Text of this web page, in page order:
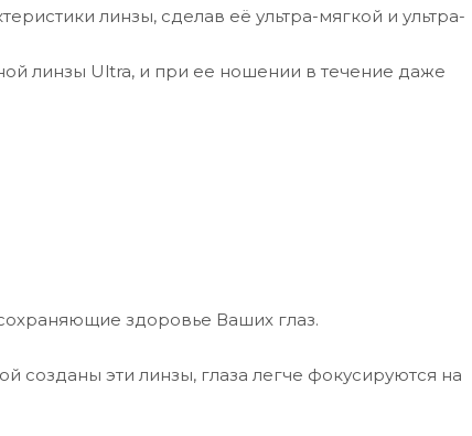
-2.75
-2.50
линзы, сделав её ультра-мягкой и ультра-
линзы Ultra, и при ее ношении в течение даже
здоровье Ваших глаз.
созданы эти линзы, глаза легче фокусируются на